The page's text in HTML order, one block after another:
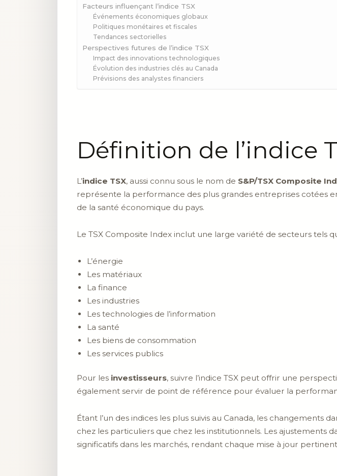
Facteurs influençant l’indice TSX
Événements économiques globaux
Politiques monétaires et fiscales
Tendances sectorielles
Perspectives futures de l’indice TSX
Impact des innovations technologiques
Évolution des industries clés au Canada
Prévisions des analystes financiers
Définition de l’indice
L’indice TSX, aussi connu sous le nom de S&P/TSX Composite
représente la performance des plus grandes entreprises cotées
de la santé économique du pays.
Le TSX Composite Index inclut une large variété de secteurs tels
L’énergie
Les matériaux
La finance
Les industries
Les technologies de l’information
La santé
Les biens de consommation
Les services publics
Pour les investisseurs, suivre l’indice TSX peut offrir une
également servir de point de référence pour évaluer la
Étant l’un des indices les plus suivis au Canada, les changements
chez les particuliers que chez les institutionnels. Les
significatifs dans les marchés, rendant chaque mise à jour